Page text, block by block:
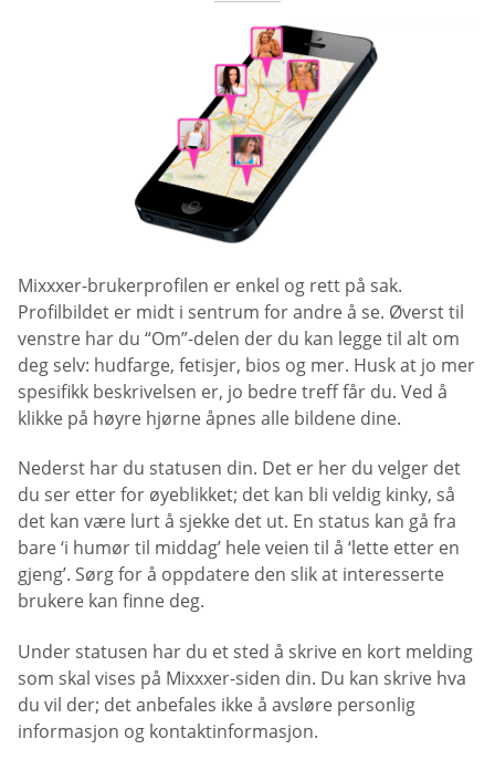
Mixxxer-brukerprofilen er enkel og rett på sak.
Profilbildet er midt i sentrum for andre å se. Øverst til
venstre har du “Om”-delen der du kan legge til alt om
deg selv: hudfarge, fetisjer, bios og mer. Husk at jo mer
spesifikk beskrivelsen er, jo bedre treff får du. Ved å
klikke på høyre hjørne åpnes alle bildene dine.
Nederst har du statusen din. Det er her du velger det
du ser etter for øyeblikket; det kan bli veldig kinky, så
det kan være lurt å sjekke det ut. En status kan gå fra
bare ‘i humør til middag’ hele veien til å ‘lette etter en
gjeng’. Sørg for å oppdatere den slik at interesserte
brukere kan finne deg.
Under statusen har du et sted å skrive en kort melding
som skal vises på Mixxxer-siden din. Du kan skrive hva
du vil der; det anbefales ikke å avsløre personlig
informasjon og kontaktinformasjon.